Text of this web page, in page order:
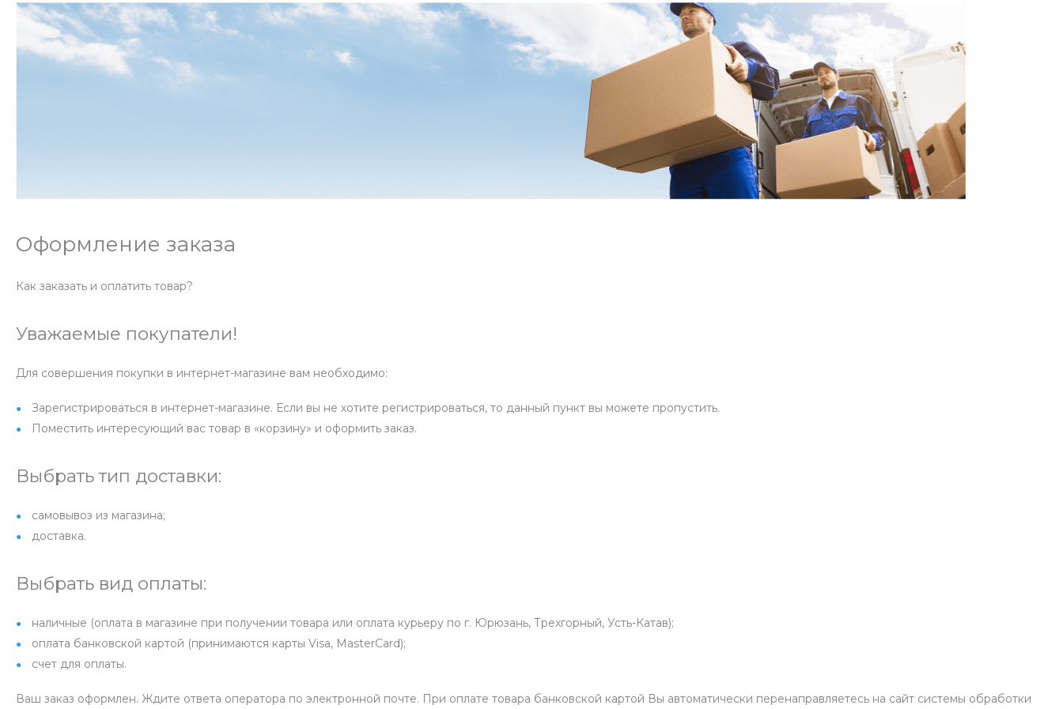
Оформление заказа
Как заказать и оплатить товар?
Уважаемые покупатели!
Для совершения покупки в интернет-магазине вам необходимо:
Зарегистрироваться в интернет-магазине. Если вы не хотите регистрироваться, то данный пункт вы можете пропустить.
Поместить интересующий вас товар в «корзину» и оформить заказ.
Выбрать тип доставки:
самовывоз из магазина;
доставка.
Выбрать вид оплаты:
наличные (оплата в магазине при получении товара или оплата курьеру по г. Юрюзань, Трехгорный, Усть-Катав);
оплата банковской картой (принимаются карты Visa, MasterCard);
счет для оплаты.
Ваш заказ оформлен. Ждите ответа оператора по электронной почте. При оплате товара банковской картой Вы автоматически перенаправляетесь на сайт системы обработки